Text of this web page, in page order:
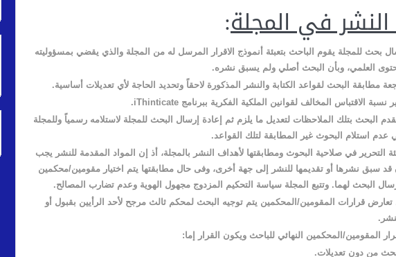
في المجلة:
بحث للمجلة يقوم الباحث بتعبئة أنموذج الاقرار المرسل له من المجلة والذي يقضي بمسؤوليته
العلمي، وبأن البحث أصلي ولم يسبق نشره.
مطابقة البحث لقواعد الكتابة والنشر المذكورة لاحقاً وتحديد الحاجة لأي تعديلات أساسية.
نسبة الاقتباس المخالف لقوانين الملكية الفكرية ببرنامج iThinticate
.
البحث بتلك الملاحظات لتعديل ما يلزم ثم إعادة إرسال البحث للمجلة لاستلامه رسمياً وللمجلة
عدم استلام البحوث غير المطابقة لتلك القواعد.
التحرير في صلاحية البحوث ومطابقتها لأهداف النشر بالمجلة، أذ إن المواد المقدمة للنشر يجب
قد سبق نشرها أو تقديمها للنشر إلى جهة أخرى، وفى حال مطابقتها يتم اختيار مقومين/محكمين
البحث لهما. وتتبع المجلة سياسة التحكيم المزدوج مجهول الهوية وعدم تضارب المصالح.
قرارات المقومين/المحكمين يتم توجيه البحث لمحكم ثالث مرجح لأحد الرأيين بقبول أو
المقومين/المحكمين النهائي للباحث ويكون القرار إما:
من دون تعديلات.